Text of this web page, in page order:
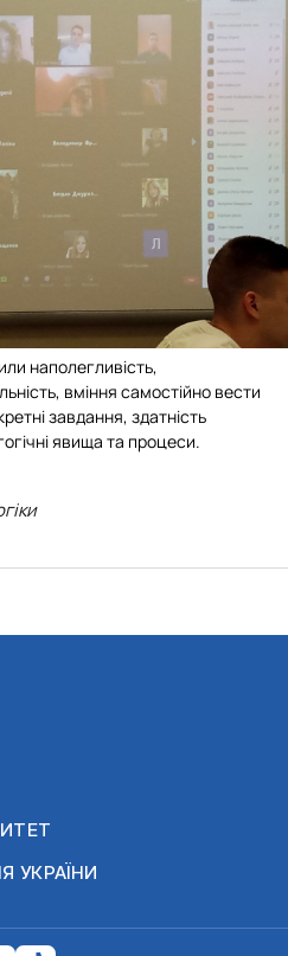
наполегливість,
вміння самостійно вести
завдання, здатність
явища та процеси.
УКРАЇНИ